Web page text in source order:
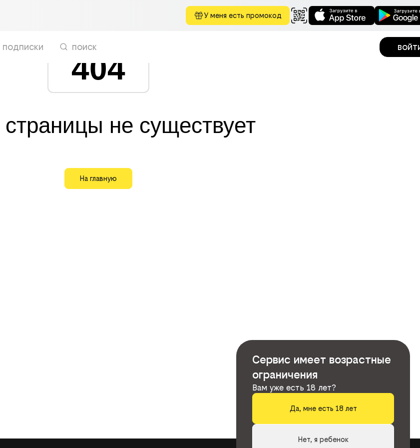
У меня есть промокод
подписки поиск
404
страницы не существует
На главную
Сервис имеет возрастные
ограничения
Вам уже есть 18 лет?
Да, мне есть 18 лет
Нет, я ребенок